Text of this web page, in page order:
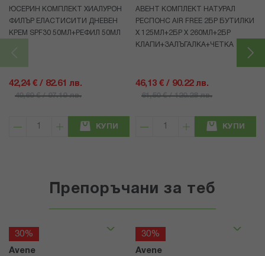
ЮСЕРИН КОМПЛЕКТ ХИАЛУРОН
ФИЛЪР ЕЛАСТИСИТИ ДНЕВЕН
КРЕМ SPF30 50МЛ+РЕФИЛ 50МЛ
42,24 € / 82.61 лв.
49,69 € / 97.19 лв.
КУПИ
АВЕНТ КОМПЛЕКТ НАТУРАЛ
РЕСПОНС AIR FREE 2БР БУТИЛКИ
Х 125МЛ+2БР Х 260МЛ+2БР
КЛАПИ+ЗАЛЪГАЛКА+ЧЕТКА
46,13 € / 90.22 лв.
61,50 € / 120.28 лв.
КУПИ
Препоръчани за теб
30%
Avene
30%
Avene